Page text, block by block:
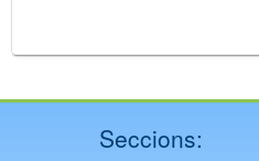
Seccions: